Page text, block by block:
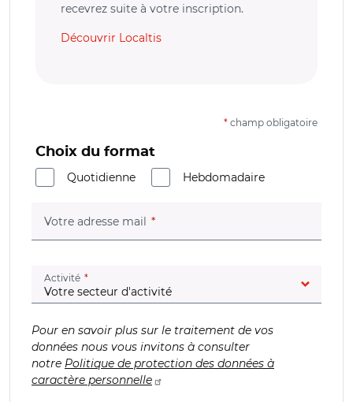
recevrez suite à votre inscription.
Découvrir Localtis
* champ obligatoire
Choix du format
Quotidienne
Hebdomadaire
Votre adresse mail (champ obligatoire)
Activité (champ obligatoire)
Pour en savoir plus sur le traitement de vos
données nous vous invitons à consulter
notre Politique de protection des données à
caractère personnelle